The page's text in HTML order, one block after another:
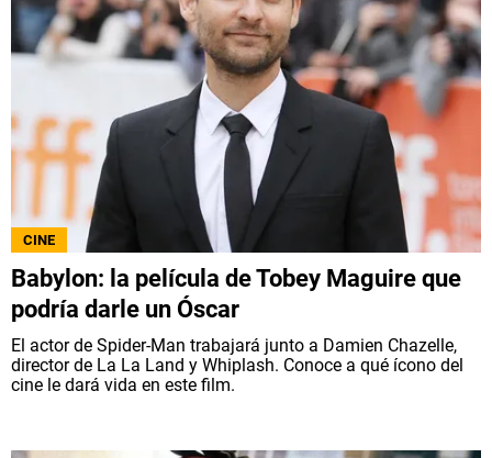
CINE
Babylon: la película de Tobey Maguire que
podría darle un Óscar
El actor de Spider-Man trabajará junto a Damien Chazelle,
director de La La Land y Whiplash. Conoce a qué ícono del
cine le dará vida en este film.